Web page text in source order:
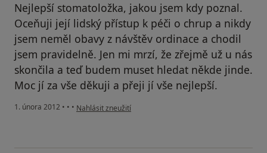
Nejlepší stomatoložka, jakou jsem kdy poznal.
Oceňuji její lidský přístup k péči o chrup a nikdy
jsem neměl obavy z návštěv ordinace a chodil
jsem pravidelně. Jen mi mrzí, že zřejmě už u nás
skončila a teď budem muset hledat někde jinde.
Moc jí za vše děkuji a přeji jí vše nejlepší.
1. února 2012 • • • podle názoru uživatele Váš účet byl odstraněn
Nahlásit zneužití